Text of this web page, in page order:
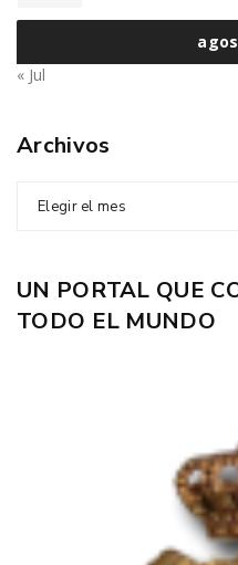
« Jul
Archivos
Elegir el mes
UN PORTAL QUE
TODO EL MUNDO